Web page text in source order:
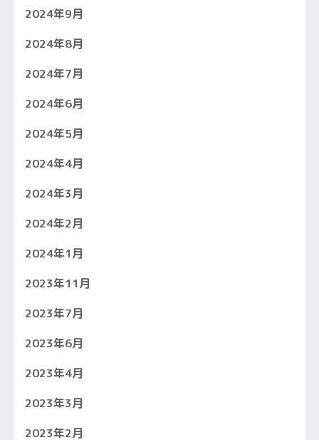
2024年9月
2024年8月
2024年7月
2024年6月
2024年5月
2024年4月
2024年3月
2024年2月
2024年1月
2023年11月
2023年7月
2023年6月
2023年4月
2023年3月
2023年2月